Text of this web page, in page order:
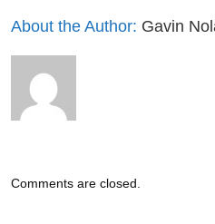
About the Author: Gavin
Comments are closed.